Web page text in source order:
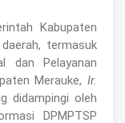
Kabupaten
termasuk
dan Pelayanan
Merauke, Ir.
didampingi oleh
DPMPTSP